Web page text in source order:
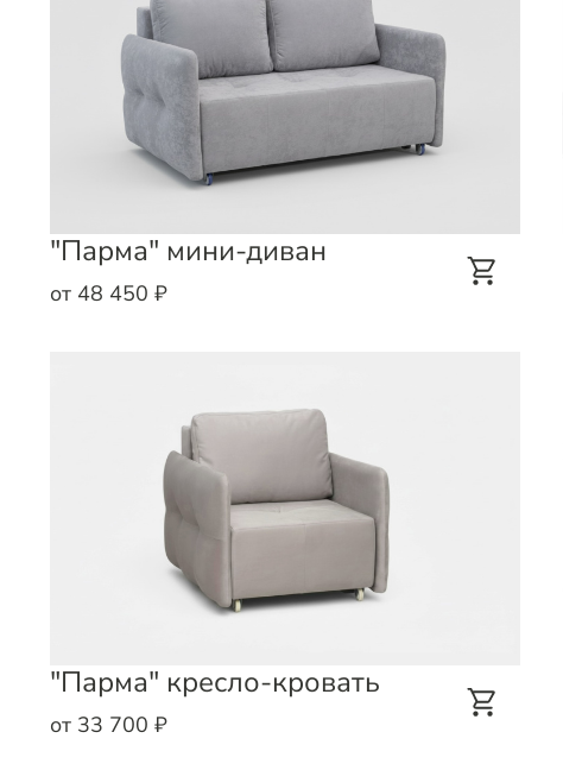
"Парма" мини-диван
от 48 450 ₽
"Парма" кресло-кровать
от 33 700 ₽